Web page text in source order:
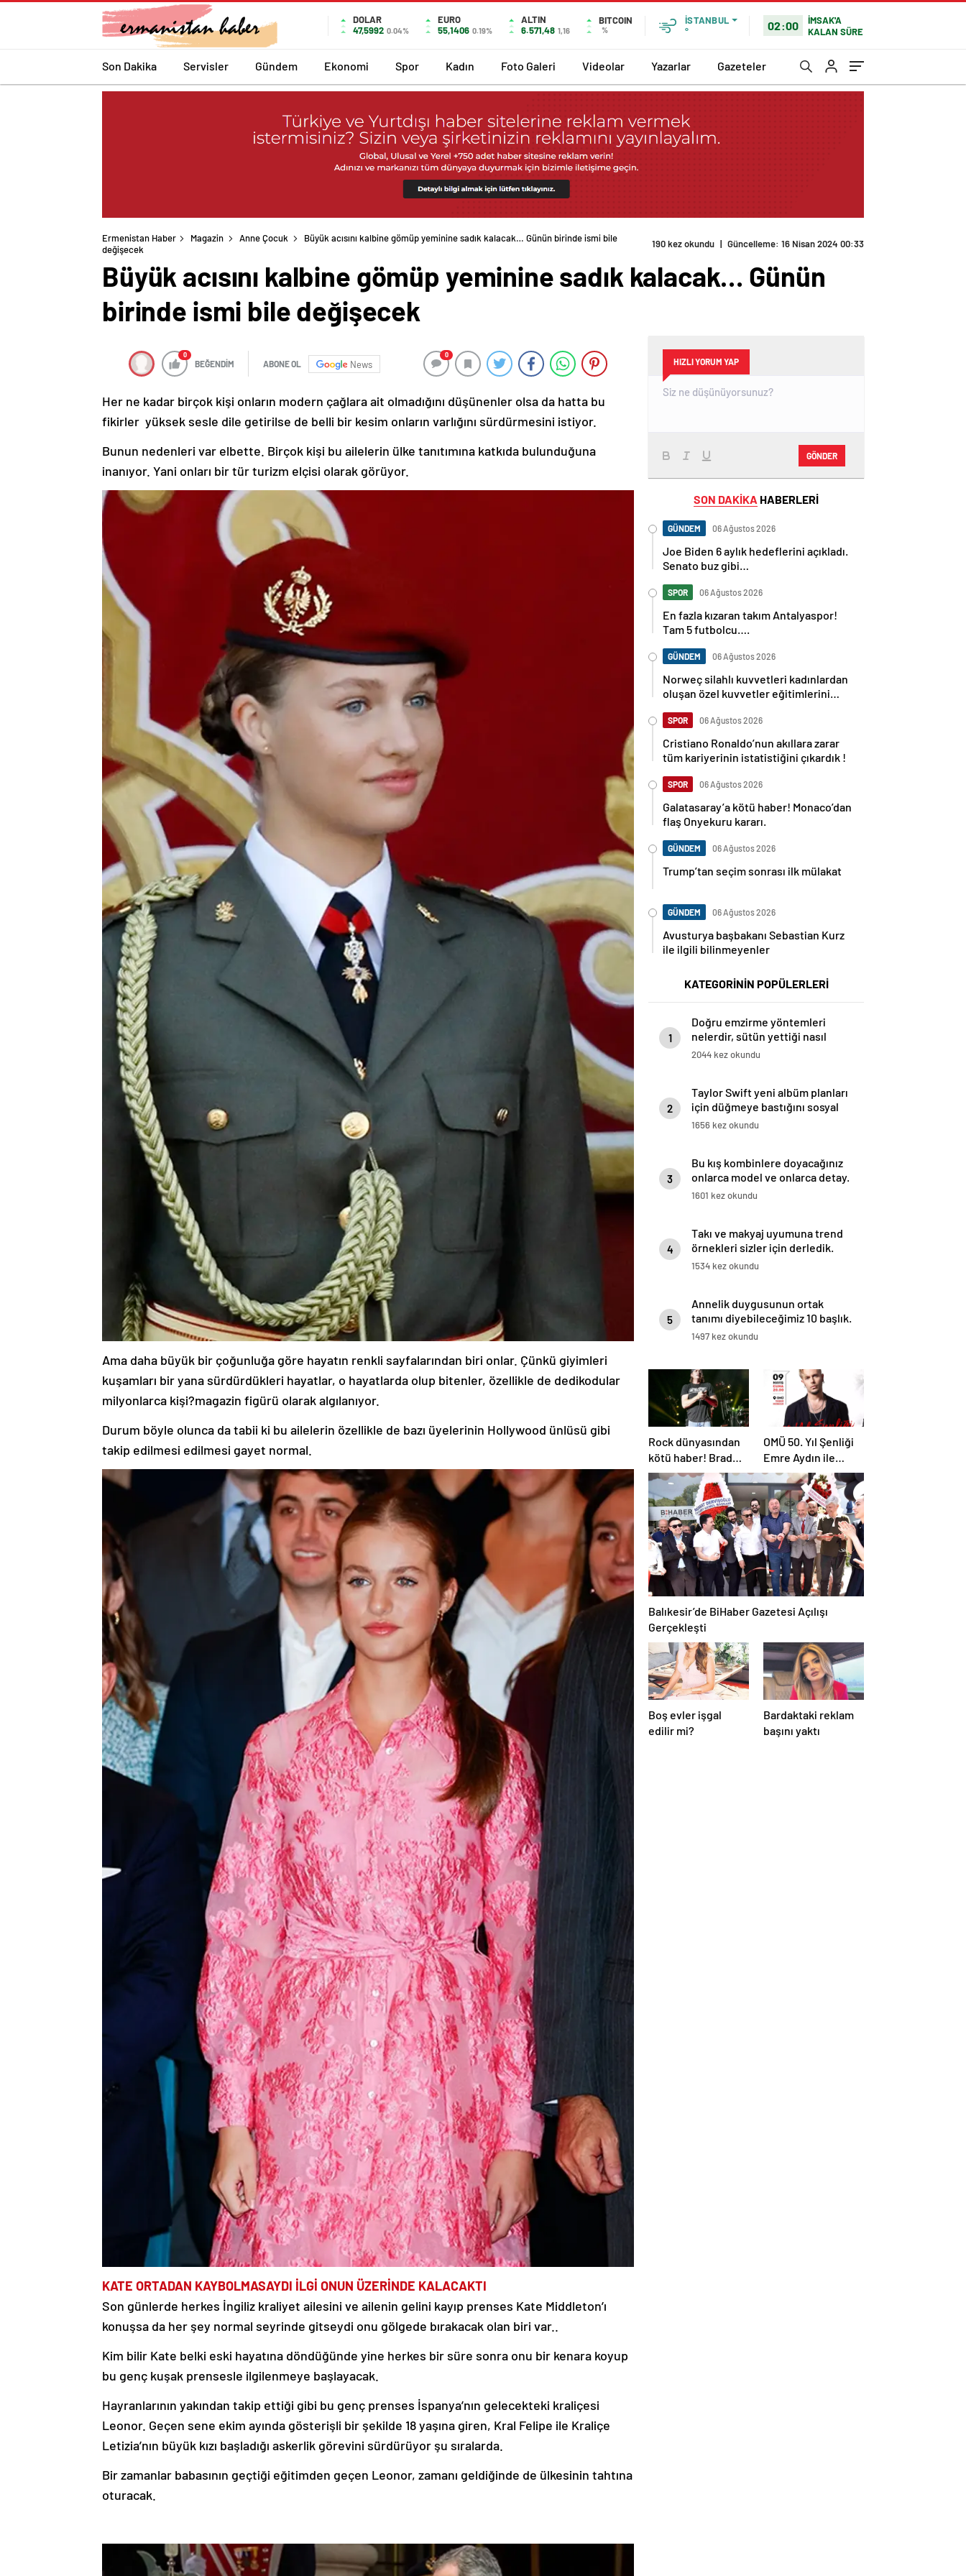
DOLAR
47,5992 0.04%
EURO
55,1406 0.19%
ALTIN
6.571,48 1,16
BITCOIN
%
İSTANBUL
°
02:00
İMSAK'A
KALAN SÜRE
Son Dakika Servisler Gündem Ekonomi Spor Kadın Foto Galeri Videolar Yazarlar Gazeteler
Ermenistan Haber Magazin Anne Çocuk
Büyük acısını kalbine gömüp yeminine sadık kalacak… Günün birinde ismi bile
değişecek
190 kez okundu | Güncelleme: 16 Nisan 2024 00:33
Büyük acısını kalbine gömüp yeminine sadık kalacak… Günün
birinde ismi bile değişecek
0
BEĞENDİM ABONE OL News
0
Her ne kadar birçok kişi onların modern çağlara ait olmadığını düşünenler olsa da hatta bu
fikirler yüksek sesle dile getirilse de belli bir kesim onların varlığını sürdürmesini istiyor.
Bunun nedenleri var elbette. Birçok kişi bu ailelerin ülke tanıtımına katkıda bulunduğuna
inanıyor. Yani onları bir tür turizm elçisi olarak görüyor.
Ama daha büyük bir çoğunluğa göre hayatın renkli sayfalarından biri onlar. Çünkü giyimleri
kuşamları bir yana sürdürdükleri hayatlar, o hayatlarda olup bitenler, özellikle de dedikodular
milyonlarca kişi?magazin figürü olarak algılanıyor.
Durum böyle olunca da tabii ki bu ailelerin özellikle de bazı üyelerinin Hollywood ünlüsü gibi
takip edilmesi edilmesi gayet normal.
KATE ORTADAN KAYBOLMASAYDI İLGİ ONUN ÜZERİNDE KALACAKTI
Son günlerde herkes İngiliz kraliyet ailesini ve ailenin gelini kayıp prenses Kate Middleton’ı
konuşsa da her şey normal seyrinde gitseydi onu gölgede bırakacak olan biri var..
Kim bilir Kate belki eski hayatına döndüğünde yine herkes bir süre sonra onu bir kenara koyup
bu genç kuşak prensesle ilgilenmeye başlayacak.
Hayranlarının yakından takip ettiği gibi bu genç prenses İspanya’nın gelecekteki kraliçesi
Leonor. Geçen sene ekim ayında gösterişli bir şekilde 18 yaşına giren, Kral Felipe ile Kraliçe
Letizia’nın büyük kızı başladığı askerlik görevini sürdürüyor şu sıralarda.
Bir zamanlar babasının geçtiği eğitimden geçen Leonor, zamanı geldiğinde de ülkesinin tahtına
oturacak.
HIZLI YORUM YAP
GÖNDER
SON DAKİKA HABERLERİ
GÜNDEM 06 Ağustos 2026
Joe Biden 6 aylık hedeflerini açıkladı.
Senato buz gibi…
SPOR 06 Ağustos 2026
En fazla kızaran takım Antalyaspor!
Tam 5 futbolcu….
GÜNDEM 06 Ağustos 2026
Norweç silahlı kuvvetleri kadınlardan
oluşan özel kuvvetler eğitimlerini
SPOR 06 Ağustos 2026
Cristiano Ronaldo’nun akıllara zarar
tüm kariyerinin istatistiğini çıkardık !
SPOR 06 Ağustos 2026
Galatasaray’a kötü haber! Monaco’dan
flaş Onyekuru kararı.
GÜNDEM 06 Ağustos 2026
Trump’tan seçim sonrası ilk mülakat
GÜNDEM 06 Ağustos 2026
Avusturya başbakanı Sebastian Kurz
ile ilgili bilinmeyenler
KATEGORİNİN POPÜLERLERİ
1
Doğru emzirme yöntemleri
nelerdir, sütün yettiği nasıl
anlaşılır?
2044 kez okundu
2
Taylor Swift yeni albüm planları
için düğmeye bastığını sosyal
medyadan duyurdu!
1656 kez okundu
3
Bu kış kombinlere doyacağınız
onlarca model ve onlarca detay.
1601 kez okundu
4
Takı ve makyaj uyumuna trend
örnekleri sizler için derledik.
1534 kez okundu
5
Annelik duygusunun ortak
tanımı diyebileceğimiz 10 başlık.
1497 kez okundu
Rock dünyasından
kötü haber! Brad
Arnold dördüncü
evre kanser
OMÜ 50. Yıl Şenliği
Emre Aydın ile
Başlıyor
Balıkesir’de BiHaber Gazetesi Açılışı
Gerçekleşti
Boş evler işgal
edilir mi?
Bardaktaki reklam
başını yaktı